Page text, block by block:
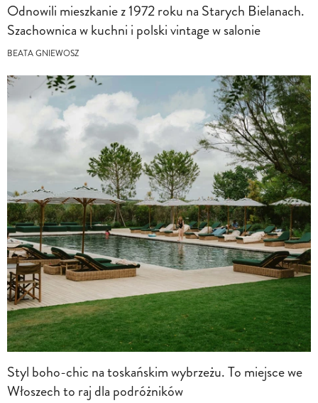
Odnowili mieszkanie z 1972 roku na Starych Bielanach.
Szachownica w kuchni i polski vintage w salonie
BEATA GNIEWOSZ
Styl boho-chic na toskańskim wybrzeżu. To miejsce we
Włoszech to raj dla podróżników